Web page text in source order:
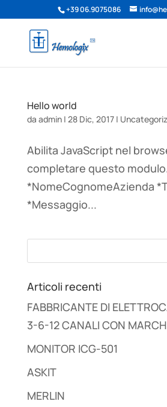
+39 06.9075086
Hello world
da admin| 28 Dic, 2017|
Abilita JavaScript nel
completare questo
*NomeCognomeAzienda
*Messaggio...
Articoli recenti
FABBRICANTE DI
3-6-12 CANALI CON
MONITOR ICG-501
ASKIT
MERLIN